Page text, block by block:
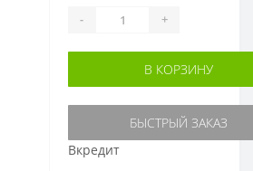
- +
В КОРЗИНУ
БЫСТРЫЙ ЗАКАЗ
Вкредит